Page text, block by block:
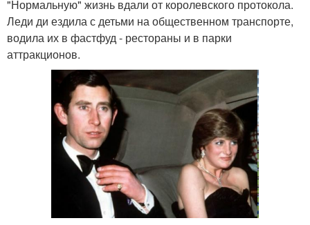
"Нормальную" жизнь вдали от королевского протокола.
Леди ди ездила с детьми на общественном транспорте,
водила их в фастфуд - рестораны и в парки
аттракционов.